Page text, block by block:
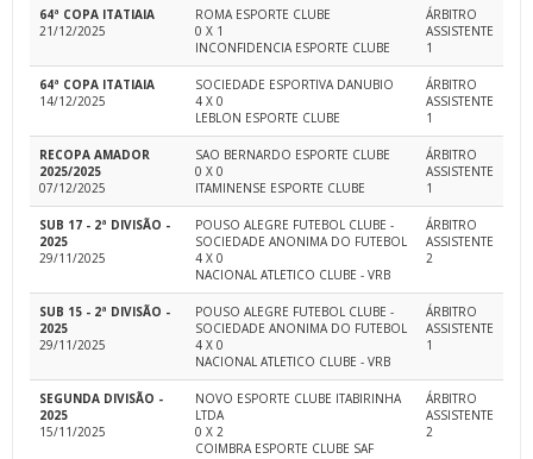
64ª COPA ITATIAIA
21/12/2025
ROMA ESPORTE CLUBE
0 X 1
INCONFIDENCIA ESPORTE CLUBE
ÁRBITRO
ASSISTENTE
1
64ª COPA ITATIAIA
14/12/2025
SOCIEDADE ESPORTIVA DANUBIO
4 X 0
LEBLON ESPORTE CLUBE
ÁRBITRO
ASSISTENTE
1
RECOPA AMADOR
2025/2025
07/12/2025
SAO BERNARDO ESPORTE CLUBE
0 X 0
ITAMINENSE ESPORTE CLUBE
ÁRBITRO
ASSISTENTE
1
SUB 17 - 2ª DIVISÃO -
2025
29/11/2025
POUSO ALEGRE FUTEBOL CLUBE -
SOCIEDADE ANONIMA DO FUTEBOL
4 X 0
NACIONAL ATLETICO CLUBE - VRB
ÁRBITRO
ASSISTENTE
2
SUB 15 - 2ª DIVISÃO -
2025
29/11/2025
POUSO ALEGRE FUTEBOL CLUBE -
SOCIEDADE ANONIMA DO FUTEBOL
4 X 0
NACIONAL ATLETICO CLUBE - VRB
ÁRBITRO
ASSISTENTE
1
SEGUNDA DIVISÃO -
2025
15/11/2025
NOVO ESPORTE CLUBE ITABIRINHA
LTDA
0 X 2
COIMBRA ESPORTE CLUBE SAF
ÁRBITRO
ASSISTENTE
2